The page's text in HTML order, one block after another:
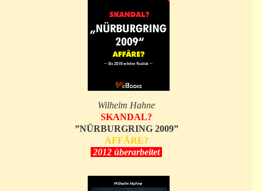
Wilhelm Hahne
SKANDAL?
”NÜRBURGRING 2009”
AFFÄRE?
2012 überarbeitet